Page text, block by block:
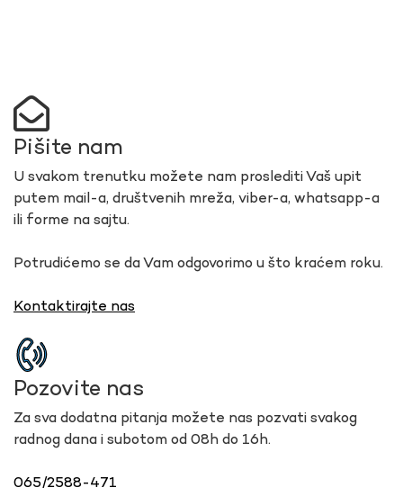
Pišite nam
U svakom trenutku možete nam proslediti Vaš upit
putem mail-a, društvenih mreža, viber-a, whatsapp-a
ili forme na sajtu.
Potrudićemo se da Vam odgovorimo u što kraćem roku.
Kontaktirajte nas
Pozovite nas
Za sva dodatna pitanja možete nas pozvati svakog
radnog dana i subotom od 08h do 16h.
065/2588-471